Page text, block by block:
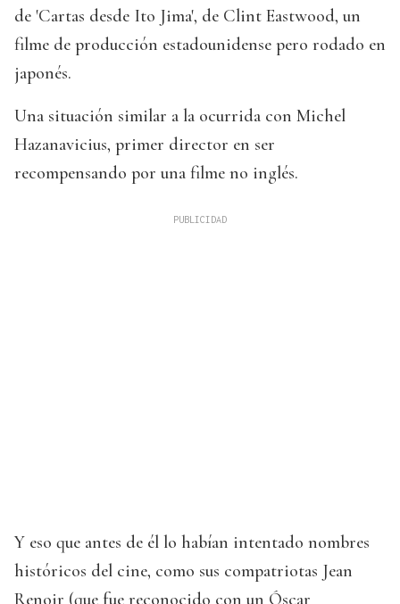
de 'Cartas desde Ito Jima', de Clint Eastwood, un
filme de producción estadounidense pero rodado en
japonés.
Una situación similar a la ocurrida con Michel
Hazanavicius, primer director en ser
recompensando por una filme no inglés.
Y eso que antes de él lo habían intentado nombres
históricos del cine, como sus compatriotas Jean